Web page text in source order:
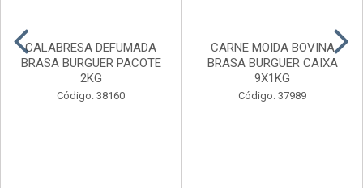
CALABRESA DEFUMADA
BRASA BURGUER PACOTE
2KG
Código: 38160
CARNE MOIDA BOVINA
BRASA BURGUER CAIXA
9X1KG
Código: 37989